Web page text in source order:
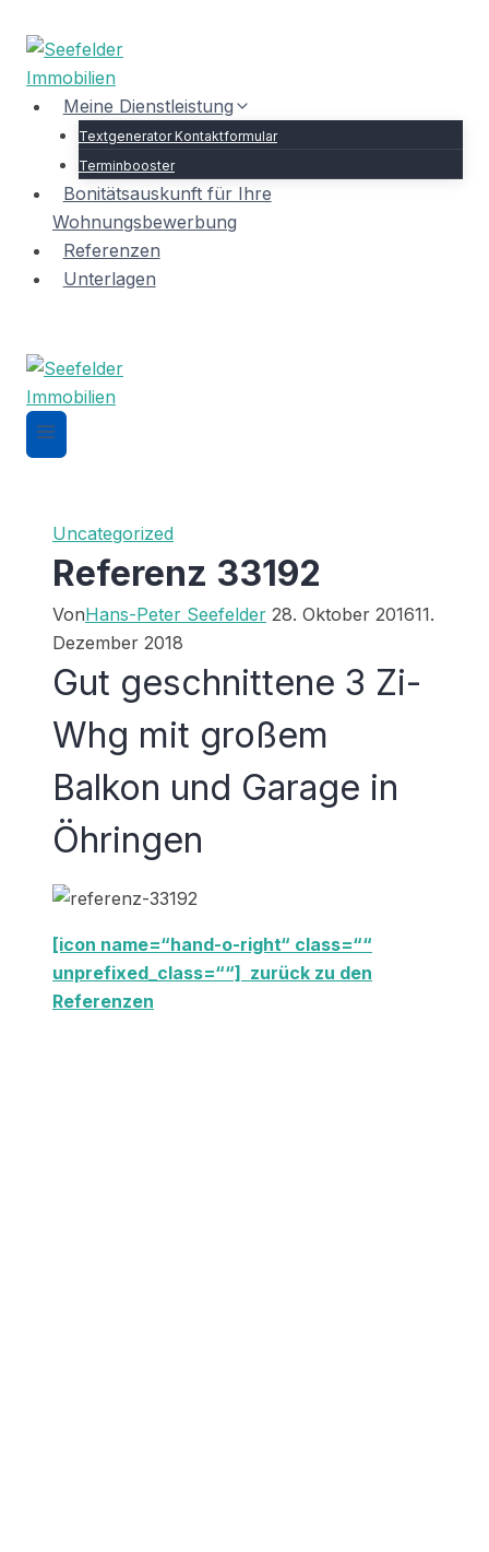
Inhalt
springen
Meine Dienstleistung
Textgenerator Kontaktformular
Terminbooster
Bonitätsauskunft für Ihre
Wohnungsbewerbung
Referenzen
Unterlagen
Uncategorized
Referenz 33192
VonHans-Peter Seefelder 28. Oktober 201611.
Dezember 2018
Gut geschnittene 3 Zi-
Whg mit großem
Balkon und Garage in
Öhringen
[icon name=“hand-o-right“ class=““
unprefixed_class=““] zurück zu den
Referenzen